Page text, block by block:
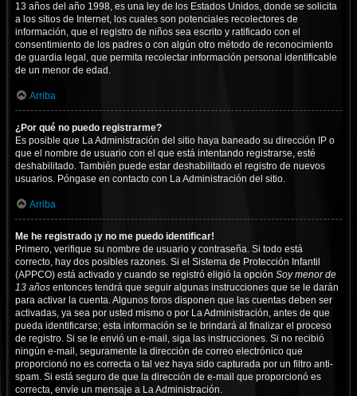
13 años del año 1998, es una ley de los Estados Unidos, donde se solicita
a los sitios de Internet, los cuales son potenciales recolectores de
información, que el registro de niños sea escrito y ratificado con el
consentimiento de los padres o con algún otro método de reconocimiento
de guardia legal, que permita recolectar información personal identificable
de un menor de edad.
Arriba
¿Por qué no puedo registrarme?
Es posible que La Administración del sitio haya baneado su dirección IP o
que el nombre de usuario con el que está intentando registrarse, esté
deshabilitado. También puede estar deshabilitado el registro de nuevos
usuarios. Póngase en contacto con La Administración del sitio.
Arriba
Me he registrado ¡y no me puedo identificar!
Primero, verifique su nombre de usuario y contraseña. Si todo está
correcto, hay dos posibles razones. Si el Sistema de Protección Infantil
(APPCO) está activado y cuando se registró eligió la opción Soy menor de
13 años entonces tendrá que seguir algunas instrucciones que se le darán
para activar la cuenta. Algunos foros disponen que las cuentas deben ser
activadas, ya sea por usted mismo o por La Administración, antes de que
pueda identificarse; esta información se le brindará al finalizar el proceso
de registro. Si se le envió un e-mail, siga las instrucciones. Si no recibió
ningún e-mail, seguramente la dirección de correo electrónico que
proporcionó no es correcta o tal vez haya sido capturada por un filtro anti-
spam. Si está seguro de que la dirección de e-mail que proporcionó es
correcta, envíe un mensaje a La Administración.